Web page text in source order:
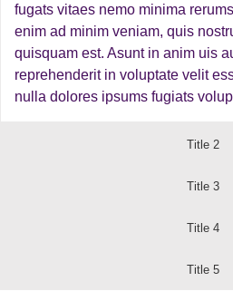
fugats vitaes nemo minima
enim ad minim veniam, quis
quisquam est. Asunt in anim uis
reprehenderit in voluptate velit
nulla dolores ipsums fugiats
Title 2
Title 3
Title 4
Title 5